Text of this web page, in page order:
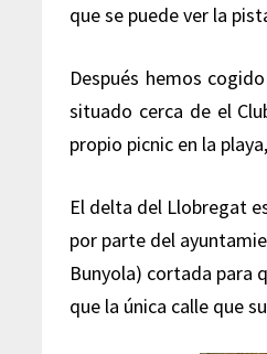
que se puede ver la
Después hemos
situado cerca de el
propio picnic en la
El delta del Llobregat
por parte del
Bunyola) cortada para
que la única calle que